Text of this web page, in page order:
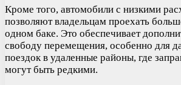
Кроме того, автомобили с низкими
позволяют владельцам проехать
одном баке. Это обеспечивает
свободу перемещения, особенно для
поездок в удаленные районы, где
могут быть редкими.